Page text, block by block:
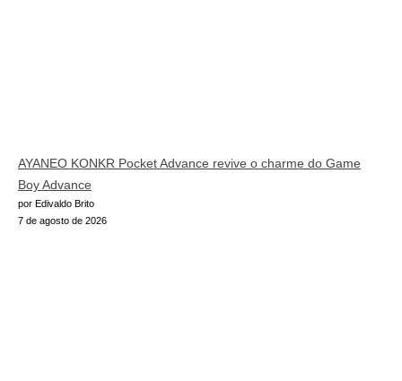
AYANEO KONKR Pocket Advance revive o charme do Game
Boy Advance
por Edivaldo Brito
7 de agosto de 2026